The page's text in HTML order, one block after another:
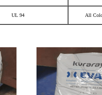
UL 94 All